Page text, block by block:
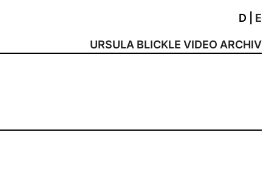
D E
URSULA BLICKLE VIDEO ARCHIV